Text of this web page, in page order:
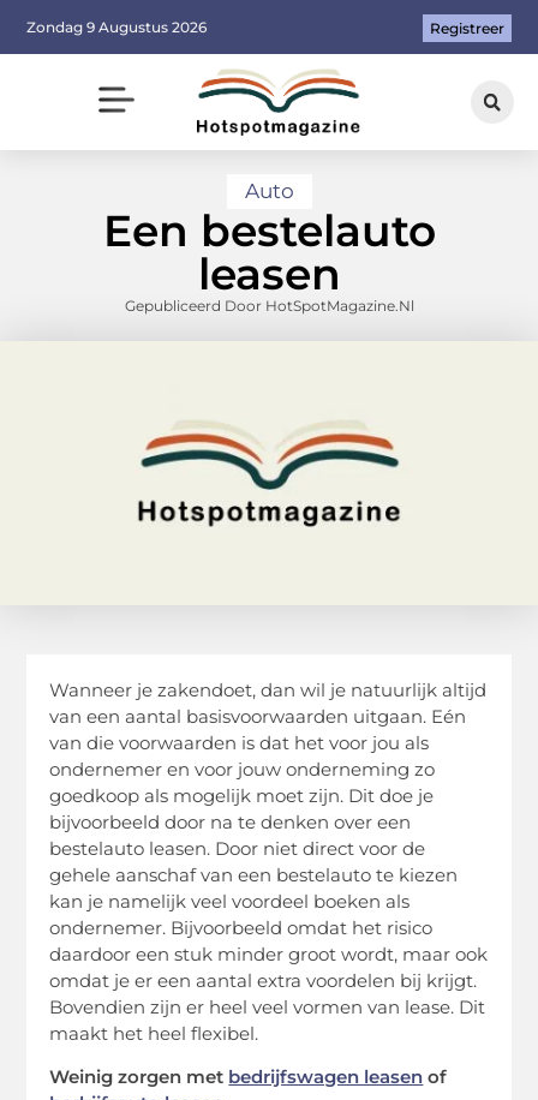
Zondag 9 Augustus 2026 Registreer
Auto
Een bestelauto
leasen
Gepubliceerd Door HotSpotMagazine.nl
Wanneer je zakendoet, dan wil je natuurlijk altijd
van een aantal basisvoorwaarden uitgaan. Eén
van die voorwaarden is dat het voor jou als
ondernemer en voor jouw onderneming zo
goedkoop als mogelijk moet zijn. Dit doe je
bijvoorbeeld door na te denken over een
bestelauto leasen. Door niet direct voor de
gehele aanschaf van een bestelauto te kiezen
kan je namelijk veel voordeel boeken als
ondernemer. Bijvoorbeeld omdat het risico
daardoor een stuk minder groot wordt, maar ook
omdat je er een aantal extra voordelen bij krijgt.
Bovendien zijn er heel veel vormen van lease. Dit
maakt het heel flexibel.
Weinig zorgen met bedrijfswagen leasen of